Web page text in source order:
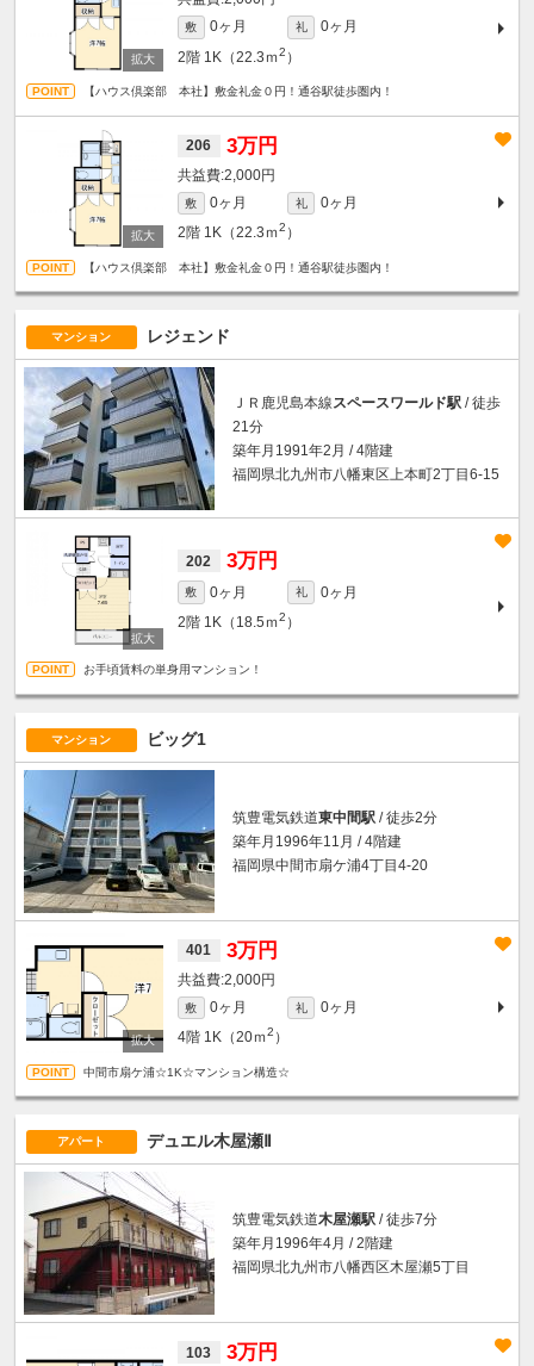
敷 0ヶ月 礼
0ヶ月
2階 1K（22.3ｍ2 ）
【ハウス倶楽部 本社】敷金礼金０円！通谷駅徒歩圏内！
206 3万円
2,000円
敷 0ヶ月 礼
0ヶ月
2階 1K（22.3ｍ2 ）
【ハウス倶楽部 本社】敷金礼金０円！通谷駅徒歩圏内！
マンション レジェンド
ＪＲ鹿児島本線スペースワールド駅 / 徒歩
21分
築年月1991年2月 / 4階建
福岡県北九州市八幡東区上本町2丁目6-15
202 3万円
敷 0ヶ月 礼
0ヶ月
2階 1K（18.5ｍ2 ）
お手頃賃料の単身用マンション！
マンション ビッグ1
筑豊電気鉄道東中間駅 / 徒歩2分
築年月1996年11月 / 4階建
福岡県中間市扇ケ浦4丁目4-20
401 3万円
2,000円
敷 0ヶ月 礼
0ヶ月
4階 1K（20ｍ2 ）
中間市扇ケ浦☆1K☆マンション構造☆
アパート デュエル木屋瀬Ⅱ
筑豊電気鉄道木屋瀬駅 / 徒歩7分
築年月1996年4月 / 2階建
福岡県北九州市八幡西区木屋瀬5丁目
103 3万円